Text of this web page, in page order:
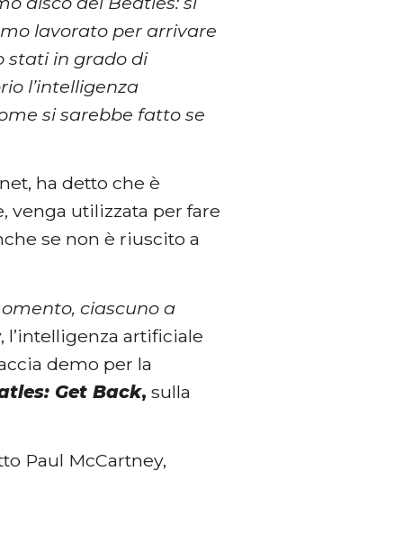
lavorato per arrivare
stati in grado di
l’intelligenza
si sarebbe fatto se
ha detto che è
venga utilizzata per fare
se non è riuscito a
ciascuno a
l’intelligenza artificiale
demo per la
Get Back, sulla
Paul McCartney,